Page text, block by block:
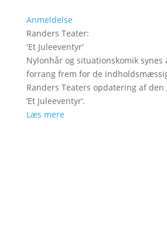
Anmeldelse
Randers Teater:
'Et Juleeventyr'
Nylonhår og situationskomik synes
forrang frem for de
Randers Teaters opdatering af den
’Et Juleeventyr’.
Læs mere